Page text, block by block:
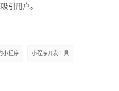
引用户。
小程序 小程序开发工具